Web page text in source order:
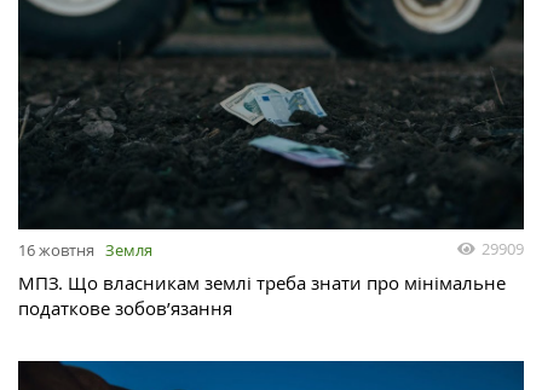
16 жовтня Земля 29909
МПЗ. Що власникам землі треба знати про мінімальне
податкове зобов’язання